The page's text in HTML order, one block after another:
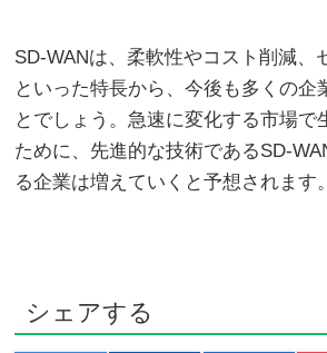
SD-WANは、柔軟性やコスト削減、
といった特長から、今後も多くの企
とでしょう。急速に変化する市場で
ために、先進的な技術であるSD-
る企業は増えていくと予想されます。
シェアする